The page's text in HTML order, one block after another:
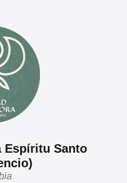
Espíritu Santo